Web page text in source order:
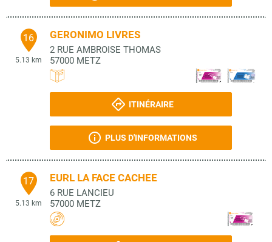
16
5.13 km
GERONIMO LIVRES
2 RUE AMBROISE THOMAS
57000 METZ
ITINÉRAIRE
PLUS D'INFORMATIONS
17
5.13 km
EURL LA FACE CACHEE
6 RUE LANCIEU
57000 METZ